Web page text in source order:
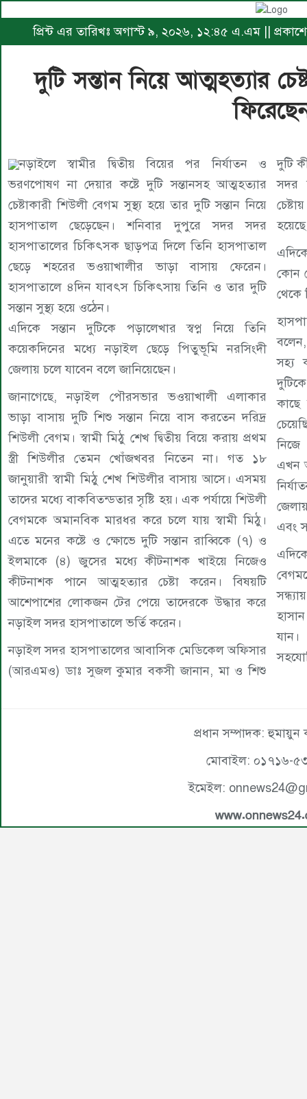
প্রিন্ট এর তারিখঃ অগাস্ট ৯, ২০২৬, ১২:৪৫ এ.এম ||
দুটি সন্তান নিয়ে আত্মহত্যার
নড়াইলে স্বামীর দ্বিতীয় বিয়ের পর নির্যাতন ও
ভরণপোষণ না দেয়ার কষ্টে দুটি সন্তানসহ আত্মহত্যার
চেষ্টাকারী শিউলী বেগম সুস্থ্য হয়ে তার দুটি সন্তান নিয়ে
হাসপাতাল ছেড়েছেন। শনিবার দুপুরে সদর সদর
হাসপাতালের চিকিৎসক ছাড়পত্র দিলে তিনি হাসপাতাল
ছেড়ে শহরের ভওয়াখালীর ভাড়া বাসায় ফেরেন।
হাসপাতালে ৪দিন যাবৎস চিকিৎসায় তিনি ও তার দুটি
সন্তান সুস্থ্য হয়ে ওঠেন।
এদিকে সন্তান দুটিকে পড়ালেখার স্বপ্ন নিয়ে তিনি
কয়েকদিনের মধ্যে নড়াইল ছেড়ে পিতুভূমি নরসিংদী
জেলায় চলে যাবেন বলে জানিয়েছেন।
জানাগেছে, নড়াইল পৌরসভার ভওয়াখালী এলাকার
ভাড়া বাসায় দুটি শিশু সন্তান নিয়ে বাস করতেন দরিদ্র
শিউলী বেগম। স্বামী মিঠু শেখ দ্বিতীয় বিয়ে করায় প্রথম
স্ত্রী শিউলীর তেমন খোঁজখবর নিতেন না। গত ১৮
জানুয়ারী স্বামী মিঠু শেখ শিউলীর বাসায় আসে। এসময়
তাদের মধ্যে বাকবিতন্ডতার সৃষ্টি হয়। এক পর্যায়ে শিউলী
বেগমকে অমানবিক মারধর করে চলে যায় স্বামী মিঠু।
এতে মনের কষ্টে ও ক্ষোভে দুটি সন্তান রাব্বিকে (৭) ও
ইলমাকে (৪) জুসের মধ্যে কীটনাশক খাইয়ে নিজেও
কীটনাশক পানে আত্মহত্যার চেষ্টা করেন। বিষয়টি
আশেপাশের লোকজন টের পেয়ে তাদেরকে উদ্ধার করে
নড়াইল সদর হাসপাতালে ভর্তি করেন।
নড়াইল সদর হাসপাতালের আবাসিক মেডিকেল অফিসার
(আরএমও) ডাঃ সুজল কুমার বকসী জানান, মা ও শিশু
দুটি
সদর
কোন
থেকে
সহ্য
নিজে
এখন
নির্যাতন
এবং
প্রধান সম্পাদক: হুমায়ুন
মোবাইল: ০১৭১৬-
ইমেইল: